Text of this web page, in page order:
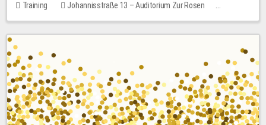
Training
Johannisstraße 13 – Auditorium Zur Rosen
1 place
30.00 EUR